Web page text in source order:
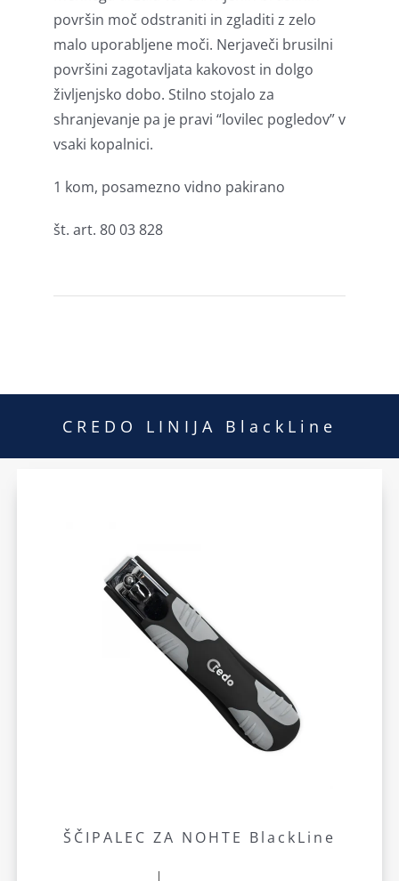
površin moč odstraniti in zgladiti z zelo
malo uporabljene moči. Nerjaveči brusilni
površini zagotavljata kakovost in dolgo
življenjsko dobo. Stilno stojalo za
shranjevanje pa je pravi “lovilec pogledov” v
vsaki kopalnici.
1 kom, posamezno vidno pakirano
št. art. 80 03 828
CREDO LINIJA BlackLine
ŠČIPALEC ZA NOHTE BlackLine